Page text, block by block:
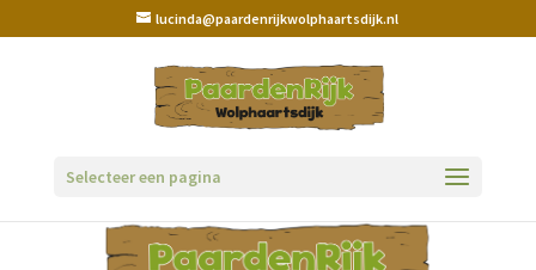
lucinda@paardenrijkwolphaartsdijk.nl
Selecteer een pagina